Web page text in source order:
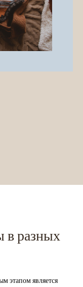
в разных
этапом является